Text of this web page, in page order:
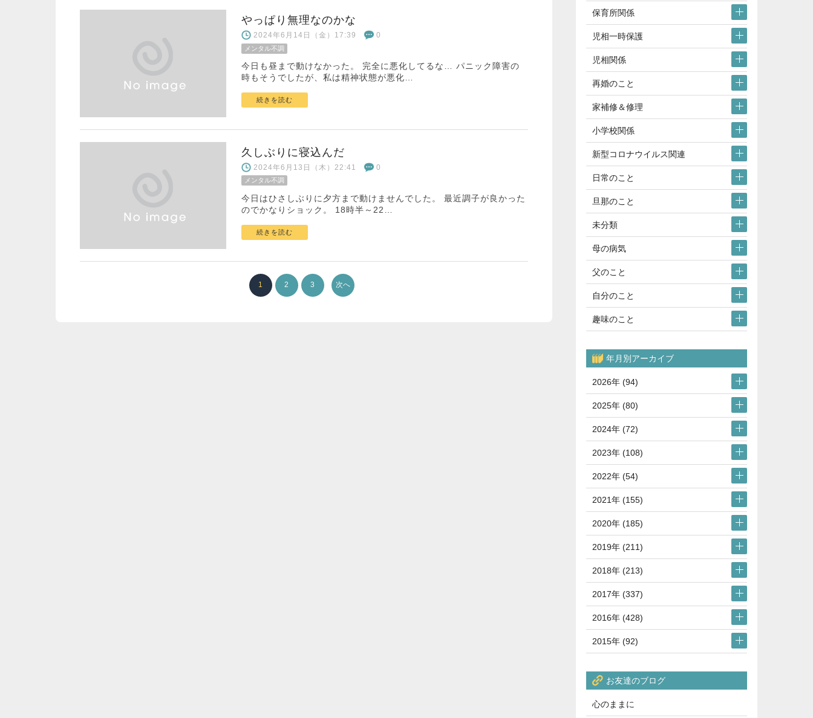
やっぱり無理なのかな
2024年6月14日（金）17:39 0
メンタル不調
今日も昼まで動けなかった。 完全に悪化してるな… パニック障害の
時もそうでしたが、私は精神状態が悪化…
続きを読む
久しぶりに寝込んだ
2024年6月13日（木）22:41 0
メンタル不調
今日はひさしぶりに夕方まで動けませんでした。 最近調子が良かった
のでかなりショック。 18時半～22…
続きを読む
1 2 3 次へ
保育所関係
児相一時保護
児相関係
再婚のこと
家補修＆修理
小学校関係
新型コロナウイルス関連
日常のこと
旦那のこと
未分類
母の病気
父のこと
自分のこと
趣味のこと
年月別アーカイブ
2026年 (94)
2025年 (80)
2024年 (72)
2023年 (108)
2022年 (54)
2021年 (155)
2020年 (185)
2019年 (211)
2018年 (213)
2017年 (337)
2016年 (428)
2015年 (92)
お友達のブログ
心のままに